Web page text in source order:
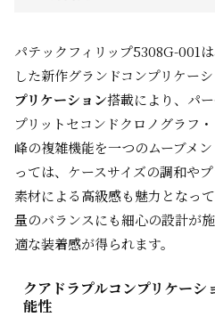
パテックフィリップ5308G-001
した新作グランドコンプリケーシ
プリケーション搭載により、パ
プリットセコンドクロノグラフ
峰の複雑機能を一つのムーブメ
っては、ケースサイズの調和や
素材による高級感も魅力となっ
量のバランスにも細心の設計が
適な装着感が得られます。
クアドラプルコンプリケー
能性